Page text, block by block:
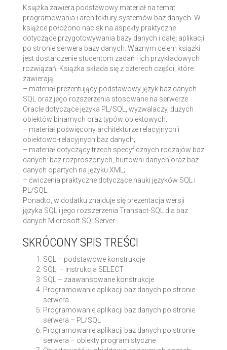
Książka zawiera podstawowy materiał na temat
programowania i architektury systemów baz danych. W
książce położono nacisk na aspekty praktyczne
dotyczące przygotowywania bazy danych i całej aplikacji
po stronie serwera bazy danych. Ważnym celem książki
jest dostarczenie studentom zadań i ich przykładowych
rozwiązań. Książka składa się z czterech części, które
zawierają:
– materiał prezentujący podstawowy język baz danych
SQL oraz jego rozszerzenia stosowane na serwerze
Oracle dotyczące języka PL/SQL, wyzwalaczy, dużych
obiektów binarnych oraz typów obiektowych;
– materiał poświęcony architekturze relacyjnych i
obiektowo-relacyjnych baz danych;
– materiał dotyczący trzech specyficznych rodzajów baz
danych: baz rozproszonych, hurtowni danych oraz baz
danych opartych na języku XML;
– ćwiczenia praktyczne dotyczące nauki języków SQL i
PL/SQL.
Ponadto, w dodatku znajduje się prezentacja wersji
języka SQL i jego rozszerzenia Transact-SQL dla baz
danych Microsoft SQLServer.
SKRÓCONY SPIS TREŚCI
SQL – podstawowe konstrukcje
SQL – instrukcja SELECT
SQL – zaawansowane konstrukcje
Programowanie aplikacji baz danych po stronie
serwera
Programowanie aplikacji baz danych po stronie
serwera – PL/SQL
Programowanie aplikacji baz danych po stronie
serwera – obiekty programistyczne